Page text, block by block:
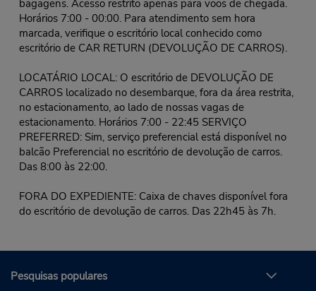
bagagens. Acesso restrito apenas para voos de chegada.
Horários 7:00 - 00:00. Para atendimento sem hora
marcada, verifique o escritório local conhecido como
escritório de CAR RETURN (DEVOLUÇÃO DE CARROS).
LOCATÁRIO LOCAL: O escritório de DEVOLUÇÃO DE
CARROS localizado no desembarque, fora da área restrita,
no estacionamento, ao lado de nossas vagas de
estacionamento. Horários 7:00 - 22:45 SERVIÇO
PREFERRED: Sim, serviço preferencial está disponível no
balcão Preferencial no escritório de devolução de carros.
Das 8:00 às 22:00.
FORA DO EXPEDIENTE: Caixa de chaves disponível fora
do escritório de devolução de carros. Das 22h45 às 7h.
Pesquisas populares